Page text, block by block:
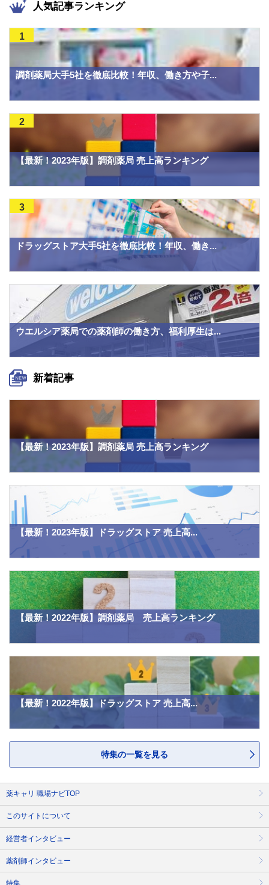
人気記事ランキング
調剤薬局大手5社を徹底比較！年収、働き方や子...
1
【最新！2023年版】調剤薬局 売上高ランキング
2
ドラッグストア大手5社を徹底比較！年収、働き...
3
ウエルシア薬局での薬剤師の働き方、福利厚生は...
新着記事
【最新！2023年版】調剤薬局 売上高ランキング
【最新！2023年版】ドラッグストア 売上高...
【最新！2022年版】調剤薬局 売上高ランキング
【最新！2022年版】ドラッグストア 売上高...
特集の一覧を見る
薬キャリ 職場ナビTOP
このサイトについて
経営者インタビュー
薬剤師インタビュー
特集